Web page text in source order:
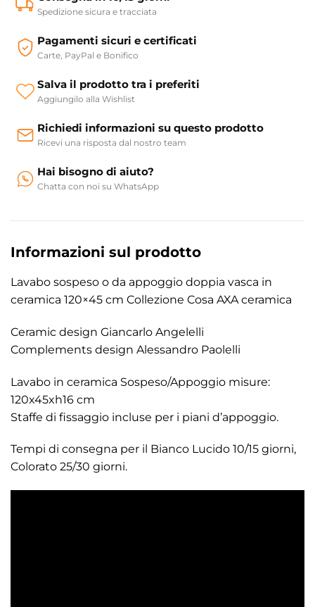
Spedizione sicura e tracciata
Pagamenti sicuri e certificati
Carte, PayPal e Bonifico
Salva il prodotto tra i preferiti
Aggiungilo alla Wishlist
Richiedi informazioni su questo prodotto
Ricevi una risposta dal nostro team
Hai bisogno di aiuto?
Chatta con noi su WhatsApp
Informazioni sul prodotto
Lavabo sospeso o da appoggio doppia vasca in
ceramica 120×45 cm Collezione Cosa AXA ceramica
Ceramic design Giancarlo Angelelli
Complements design Alessandro Paolelli
Lavabo in ceramica Sospeso/Appoggio misure:
120x45xh16 cm
Staffe di fissaggio incluse per i piani d’appoggio.
Tempi di consegna per il Bianco Lucido 10/15 giorni,
Colorato 25/30 giorni.